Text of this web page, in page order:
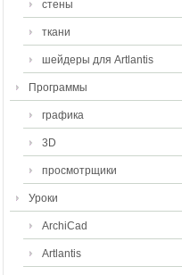
стены
ткани
шейдеры для Artlantis
Программы
графика
3D
просмотрщики
Уроки
ArchiCad
Artlantis